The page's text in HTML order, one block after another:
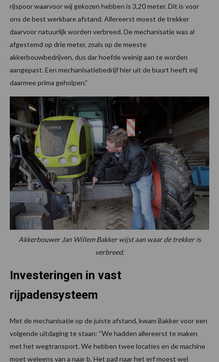
rijspoor waarvoor wij gekozen hebben is 3,20 meter. Dit is voor
ons de best werkbare afstand. Allereerst moest de trekker
daarvoor natuurlijk worden verbreed. De mechanisatie was al
afgestemd op drie meter, zoals op de meeste
akkerbouwbedrijven, dus dar hoefde weinig aan te worden
aangepast. Een mechanisatiebedrijf hier uit de buurt heeft mij
daarmee prima geholpen.”
Akkerbouwer Jan Willem Bakker wijst aan waar de trekker is
verbreed.
Investeringen in vast
rijpadensysteem
Met de mechanisatie op de juiste afstand, kwam Bakker voor een
volgende uitdaging te staan: “We hadden allereerst te maken
met het wegtransport. We hebben twee locaties en de machine
moet weleens van a naar b. Het pad naar het erf moest wel